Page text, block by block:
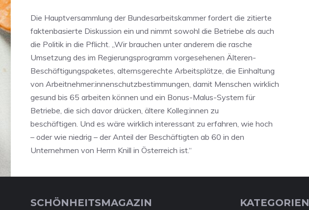
Die Hauptversammlung der Bundesarbeitskammer fordert die zitierte
faktenbasierte Diskussion ein und nimmt sowohl die Betriebe als auch
die Politik in die Pflicht. „Wir brauchen unter anderem die rasche
Umsetzung des im Regierungsprogramm vorgesehenen Älteren-
Beschäftigungspaketes, alternsgerechte Arbeitsplätze, die Einhaltung
von Arbeitnehmer:innenschutzbestimmungen, damit Menschen wirklich
gesund bis 65 arbeiten können und ein Bonus-Malus-System für
Betriebe, die sich davor drücken, ältere Kolleg:innen zu
beschäftigen. Und es wäre wirklich interessant zu erfahren, wie hoch
– oder wie niedrig – der Anteil der Beschäftigten ab 60 in den
Unternehmen von Herrn Knill in Österreich ist.“
SCHÖNHEITSMAGAZIN KATEGORIEN